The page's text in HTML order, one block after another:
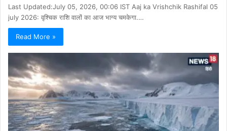
Last Updated:July 05, 2026, 00:06 IST Aaj ka Vrishchik Rashifal 05
july 2026: वृश्चिक राशि वालों का आज भाग्य चमकेगा.…
Read More »